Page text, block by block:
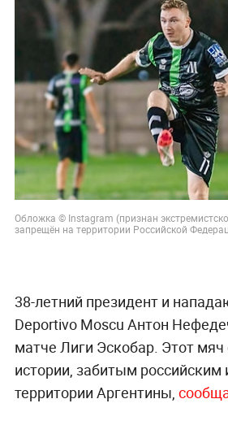
Обложка © Instagram (признан
запрещён на территории Российской
38-летний президент и
Deportivo Moscu Антон
матче Лиги Эскобар. Этот
истории, забитым российским
территории Аргентины,